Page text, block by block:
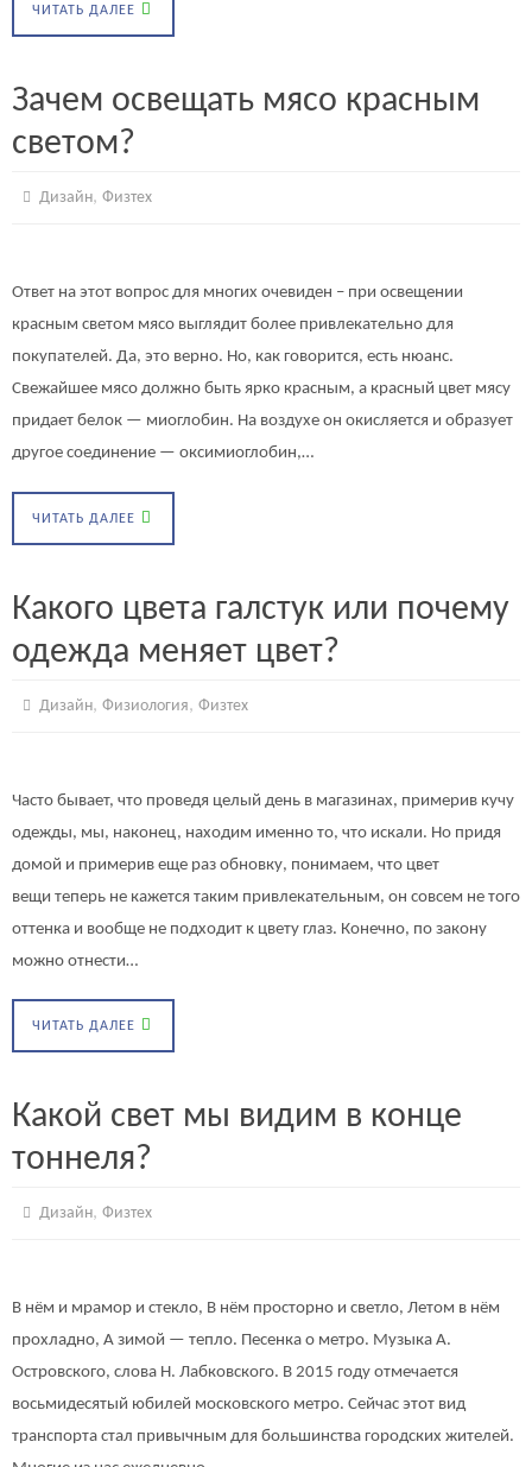
ЧИТАТЬ ДАЛЕЕ
Зачем освещать мясо красным
светом?
Дизайн,Физтех
Ответ на этот вопрос для многих очевиден – при освещении
красным светом мясо выглядит более привлекательно для
покупателей. Да, это верно. Но, как говорится, есть нюанс.
Свежайшее мясо должно быть ярко красным, а красный цвет мясу
придает белок — миоглобин. На воздухе он окисляется и образует
другое соединение — оксимиоглобин,…
ЧИТАТЬ ДАЛЕЕ
Какого цвета галстук или почему
одежда меняет цвет?
Дизайн,Физиология,Физтех
Часто бывает, что проведя целый день в магазинах, примерив кучу
одежды, мы, наконец, находим именно то, что искали. Но придя
домой и примерив еще раз обновку, понимаем, что цвет
вещи теперь не кажется таким привлекательным, он совсем не того
оттенка и вообще не подходит к цвету глаз. Конечно, по закону
можно отнести…
ЧИТАТЬ ДАЛЕЕ
Какой свет мы видим в конце
тоннеля?
Дизайн,Физтех
В нём и мрамор и стекло, В нём просторно и светло, Летом в нём
прохладно, А зимой — тепло. Песенка о метро. Музыка А.
Островского, слова Н. Лабковского. В 2015 году отмечается
восьмидесятый юбилей московского метро. Сейчас этот вид
транспорта стал привычным для большинства городских жителей.